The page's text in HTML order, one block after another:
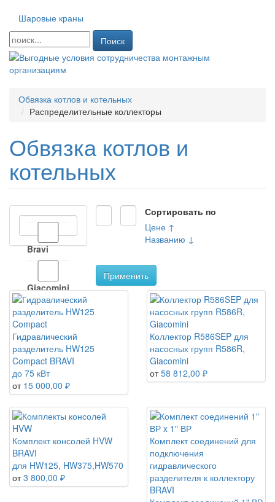
Шаровые краны
Поиск
Обвязка котлов и котельных
Распределительные коллекторы
Обвязка котлов и
котельных
Bravi
Giacomini
HANSA
Meibes
Сортировать по
Цене ↑
Названию ↓
Применить
Гидравлический
разделитель HW125
Compact BRAVI
до 75 кВт
от 15 000,00 ₽
Коллектор R586SEP для
насосных групп R586R,
Giacomini
от 58 812,00 ₽
Комплект консолей HVW
BRAVI
для HW125, HW375,HW570
от 3 800,00 ₽
Комплект соединений для
подключения
гидравлического
разделителя к коллектору
BRAVI